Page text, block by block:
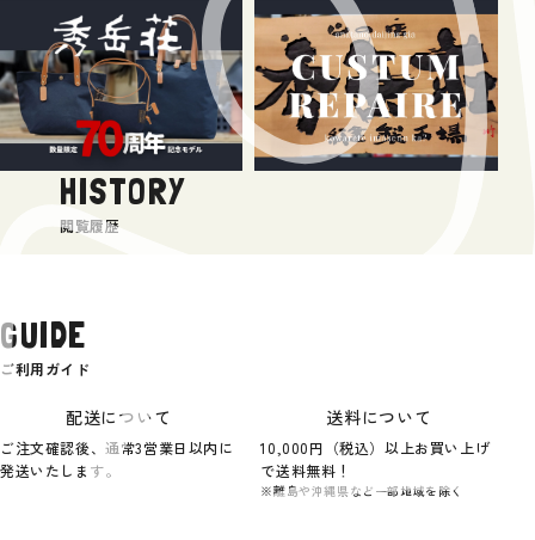
HISTORY
閲覧履歴
GUIDE
ご利用ガイド
配送について
ご注文確認後、通常3営業日以内に
発送いたします。
送料について
10,000円（税込）以上お買い上げ
で送料無料！
※離島や沖縄県など一部地域を除く